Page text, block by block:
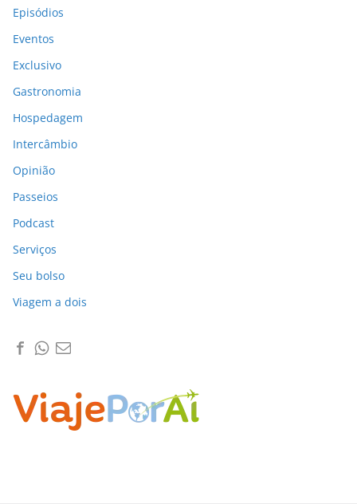
Episódios
Eventos
Exclusivo
Gastronomia
Hospedagem
Intercâmbio
Opinião
Passeios
Podcast
Serviços
Seu bolso
Viagem a dois